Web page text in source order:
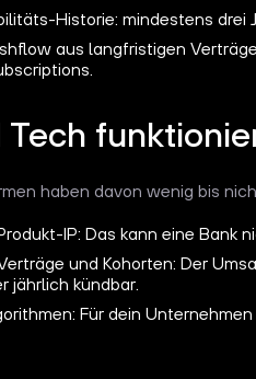
Historie: mindestens drei
aus langfristigen
Tech
haben davon wenig bis
IP: Das kann eine Bank
und Kohorten: Der
jährlich kündbar.
Für dein